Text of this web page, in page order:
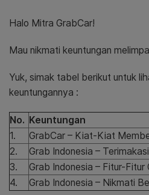
Halo Mitra GrabCar!
Mau nikmati keuntungan
Yuk, simak tabel berikut untuk
keuntungannya :
No. Keuntungan
1.
GrabCar – Kiat-Kiat
2.
Grab Indonesia –
3.
Grab Indonesia – Fitur-
4.
Grab Indonesia – Nikmati